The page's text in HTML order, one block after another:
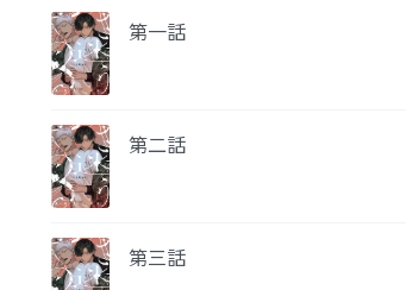
第一話
第二話
第三話